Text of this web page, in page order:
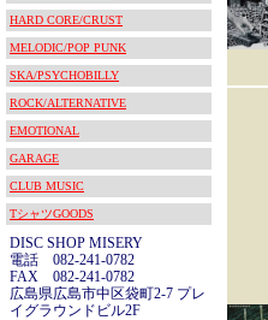
HARD CORE/CRUST
MELODIC/POP PUNK
SKA/PSYCHOBILLY
ROCK/ALTERNATIVE
EMOTIONAL
GARAGE
CLUB MUSIC
TシャツGOODS
DISC SHOP MISERY
電話 082-241-0782
FAX 082-241-0782
広島県広島市中区袋町2-7 プレ
イグラウンドビル2F